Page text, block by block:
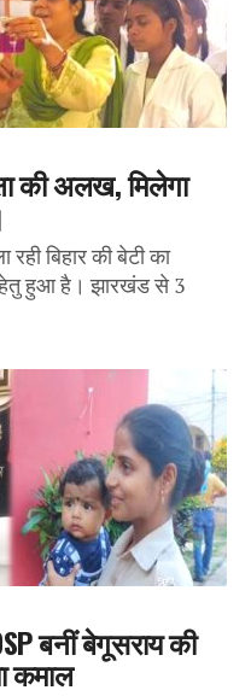
की अलख, मिलेगा
बिहार की बेटी का
हेतु हुआ है। झारखंड से 3
बनीं बेगूसराय की
कमाल